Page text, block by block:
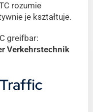
rozumie
je kształtuje.
greifbar:
Verkehrstechnik